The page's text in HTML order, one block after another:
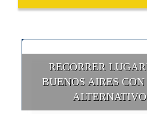
RECORRER
BUENOS AIRES CON